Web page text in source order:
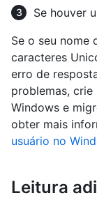
Se houver
Se o seu nome
caracteres
erro de
problemas,
Windows e
obter mais
usuário no
Leitura